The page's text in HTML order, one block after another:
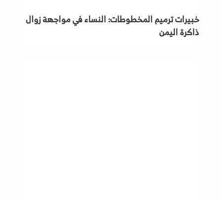
خبيرات ترميم المخطوطات: النساء في مواجهة زوال
ذاكرة اليمن